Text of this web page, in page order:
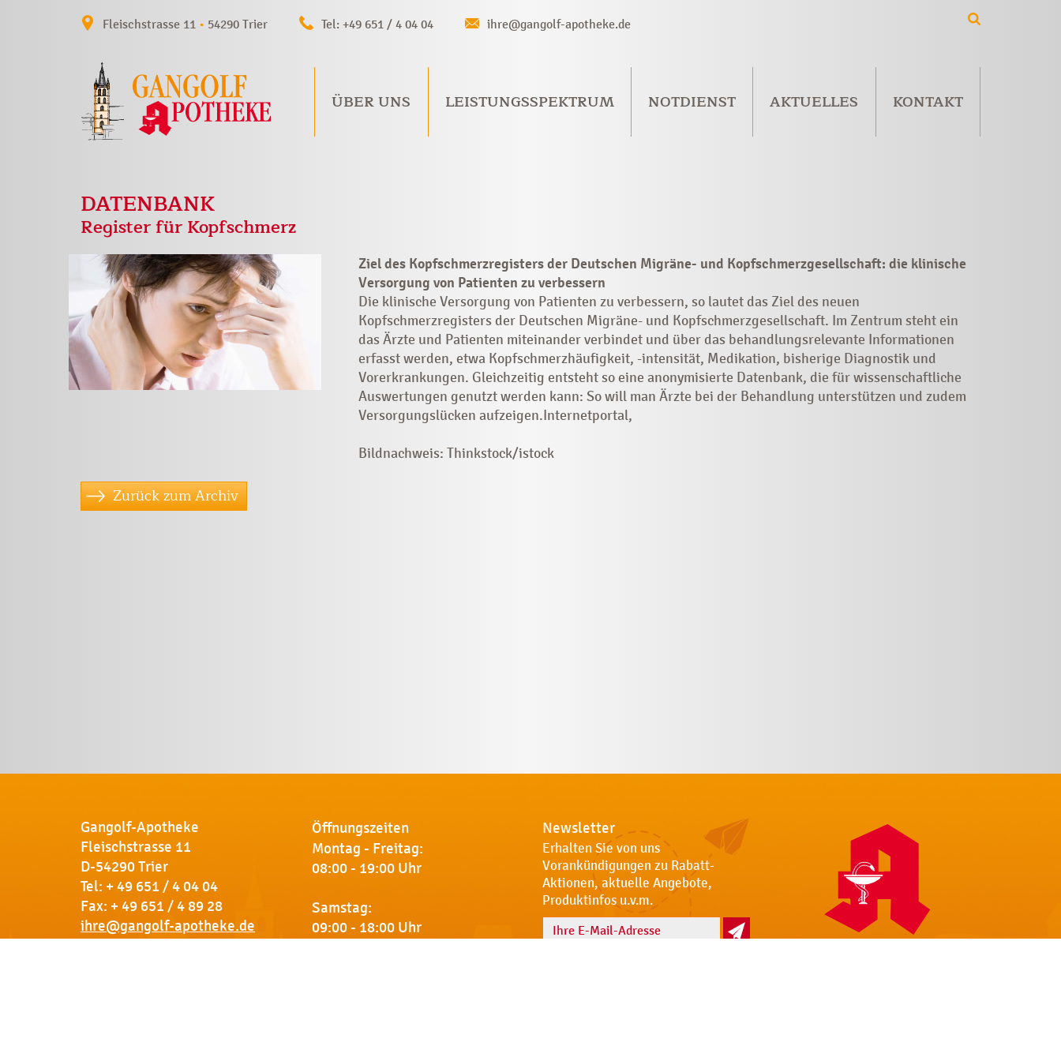
Fleischstrasse 11 • 54290 Trier Tel: +49 651 / 4 04 04 ihre@gangolf-apotheke.de
ÜBER UNS LEISTUNGSSPEKTRUM NOTDIENST AKTUELLES KONTAKT
DATENBANK
Register für Kopfschmerz
Ziel des Kopfschmerzregisters der Deutschen Migräne- und Kopfschmerzgesellschaft: die klinische
Versorgung von Patienten zu verbessern
Die klinische Versorgung von Patienten zu verbessern, so lautet das Ziel des neuen
Kopfschmerzregisters der Deutschen Migräne- und Kopfschmerzgesellschaft. Im Zentrum steht ein
das Ärzte und Patienten miteinander verbindet und über das behandlungsrelevante Informationen
erfasst werden, etwa Kopfschmerzhäufigkeit, -intensität, Medikation, bisherige Diagnostik und
Vorerkrankungen. Gleichzeitig entsteht so eine anonymisierte Datenbank, die für wissenschaftliche
Auswertungen genutzt werden kann: So will man Ärzte bei der Behandlung unterstützen und zudem
Versorgungslücken aufzeigen.Internetportal,
Bildnachweis: Thinkstock/istock
Zurück zum Archiv
Gangolf-Apotheke
Fleischstrasse 11
D-54290 Trier
Tel: + 49 651 / 4 04 04
Fax: + 49 651 / 4 89 28
ihre@gangolf-apotheke.de
Öffnungszeiten
Montag - Freitag:
08:00 - 19:00 Uhr
Samstag:
09:00 - 18:00 Uhr
Newsletter
Erhalten Sie von uns
Vorankündigungen zu Rabatt-
Aktionen, aktuelle Angebote,
Produktinfos u.v.m.
Name